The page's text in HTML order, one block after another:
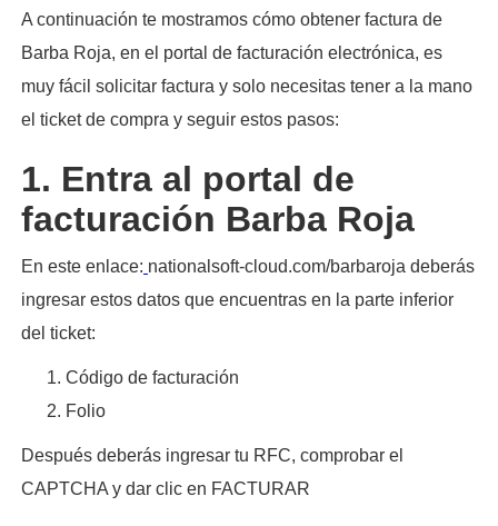
A continuación te mostramos cómo obtener factura de
Barba Roja, en el portal de facturación electrónica, es
muy fácil solicitar factura y solo necesitas tener a la mano
el ticket de compra y seguir estos pasos:​
1. Entra al portal de
facturación Barba Roja
En este enlace: nationalsoft-cloud.com/barbaroja deberás
ingresar estos datos que encuentras en la parte inferior
del ticket:
Código de facturación
Folio
Después deberás ingresar tu RFC, comprobar el
CAPTCHA y dar clic en FACTURAR